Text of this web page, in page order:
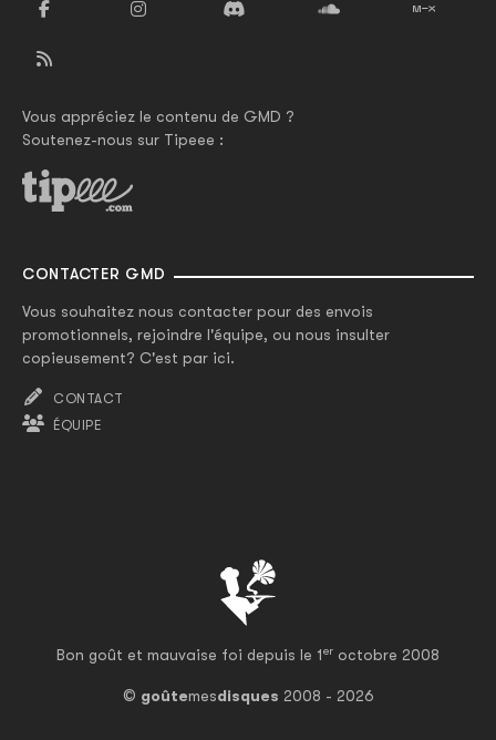
Bon goût et mauvaise foi depuis le 1er octobre 2008
© goûtemesdisques 2008 - 2026
Vous appréciez le contenu de GMD ?
Soutenez-nous sur Tipeee :
CONTACTER GMD
Vous souhaitez nous contacter pour des envois
promotionnels, rejoindre l'équipe, ou nous insulter
copieusement? C'est par ici.
CONTACT
ÉQUIPE